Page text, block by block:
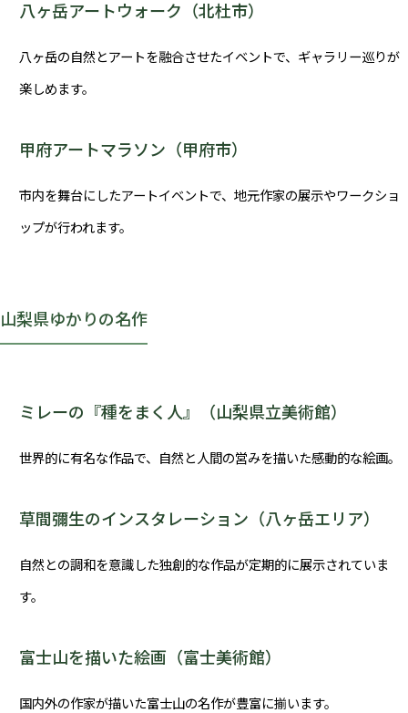
八ヶ岳アートウォーク（北杜市）
八ヶ岳の自然とアートを融合させたイベントで、ギャラリー巡りが
楽しめます。
甲府アートマラソン（甲府市）
市内を舞台にしたアートイベントで、地元作家の展示やワークショ
ップが行われます。
山梨県ゆかりの名作
ミレーの『種をまく人』（山梨県立美術館）
世界的に有名な作品で、自然と人間の営みを描いた感動的な絵画。
草間彌生のインスタレーション（八ヶ岳エリア）
自然との調和を意識した独創的な作品が定期的に展示されていま
す。
富士山を描いた絵画（富士美術館）
国内外の作家が描いた富士山の名作が豊富に揃います。